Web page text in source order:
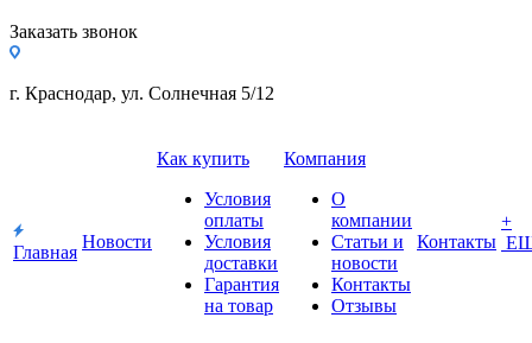
Заказать звонок
г. Краснодар, ул. Солнечная 5/12
Главная
Новости
Как купить
Условия
оплаты
Условия
доставки
Гарантия
на товар
Компания
О
компании
Статьи и
новости
Контакты
Отзывы
Контакты
+